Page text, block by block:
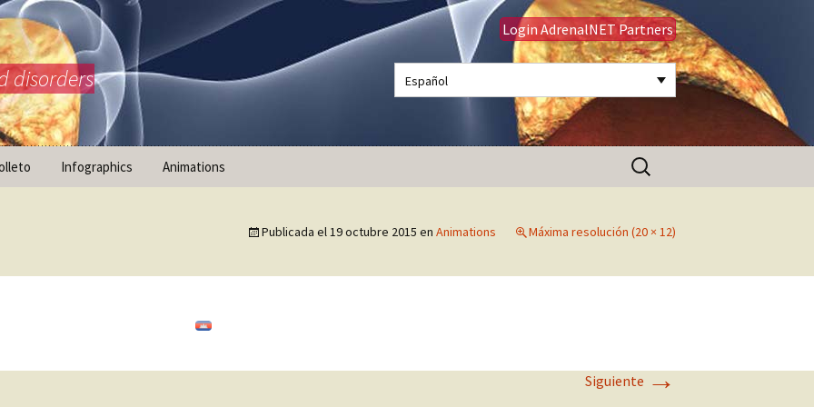
disorders
Login AdrenalNET Partners
Español
Infographics Animations
Buscar:
Publicada el19 octubre 2015 en Animations Máxima resolución (20 × 12)
Siguiente →